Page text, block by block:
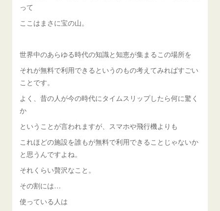
って
ここはまさに宝の山。
世界中のあらゆる時代の知識と知恵が集まるこの場所を
それが無料で利用できるというのもの考えてみればすごい
ことです。
よく、昔の人が今の時代にタイムスリップしたら何に驚く
か
ということが言われますが、スマホや飛行機よりも
これほどの施設を誰もが無料で利用できることじゃないか
と思うんですよね。
それくらい贅沢なこと。
その割には…
使っている人は